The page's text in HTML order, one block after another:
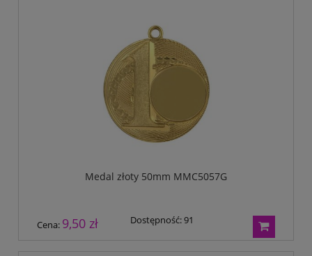
Medal złoty 50mm MMC5057G
Cena: 9,50 zł Dostępność:91